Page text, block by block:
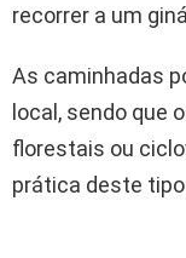
recorrer a um
As caminhadas
local, sendo que
florestais ou
prática deste